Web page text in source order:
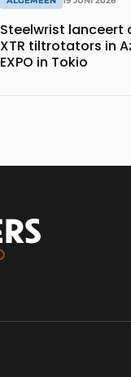
Steelwrist lanceert
XTR tiltrotators in
EXPO in Tokio